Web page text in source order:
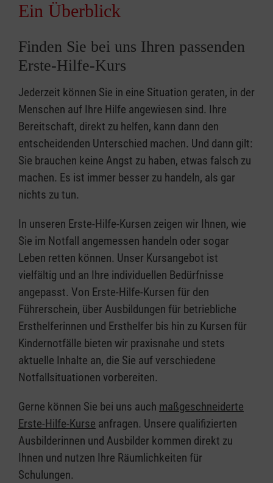
Ein Überblick
Finden Sie bei uns Ihren passenden
Erste-Hilfe-Kurs
Jederzeit können Sie in eine Situation geraten, in der
Menschen auf Ihre Hilfe angewiesen sind. Ihre
Bereitschaft, direkt zu helfen, kann dann den
entscheidenden Unterschied machen. Und dann gilt:
Sie brauchen keine Angst zu haben, etwas falsch zu
machen. Es ist immer besser zu handeln, als gar
nichts zu tun.
In unseren Erste-Hilfe-Kursen zeigen wir Ihnen, wie
Sie im Notfall angemessen handeln oder sogar
Leben retten können. Unser Kursangebot ist
vielfältig und an Ihre individuellen Bedürfnisse
angepasst. Von Erste-Hilfe-Kursen für den
Führerschein, über Ausbildungen für betriebliche
Ersthelferinnen und Ersthelfer bis hin zu Kursen für
Kindernotfälle bieten wir praxisnahe und stets
aktuelle Inhalte an, die Sie auf verschiedene
Notfallsituationen vorbereiten.
Gerne können Sie bei uns auch maßgeschneiderte
Erste-Hilfe-Kurse anfragen. Unsere qualifizierten
Ausbilderinnen und Ausbilder kommen direkt zu
Ihnen und nutzen Ihre Räumlichkeiten für
Schulungen.